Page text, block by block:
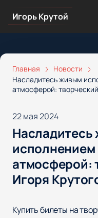
Игорь Крутой
Главная
Новости
Насладитесь живым
атмосферой:
22 мая 2024
исполнением
атмосферой:
Игоря
Купить билеты на